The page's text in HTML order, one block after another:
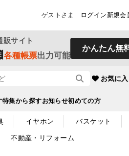
ゲストさま ログイン 新規会
販サイト
各種帳票出力可能
かんたん無
お気に
特集から探すお知らせ初めての方
イヤホン バスケット
不動産・リフォーム